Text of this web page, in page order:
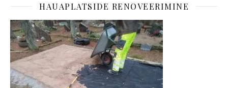
HAUAPLATSIDE RENOVEERIMINE